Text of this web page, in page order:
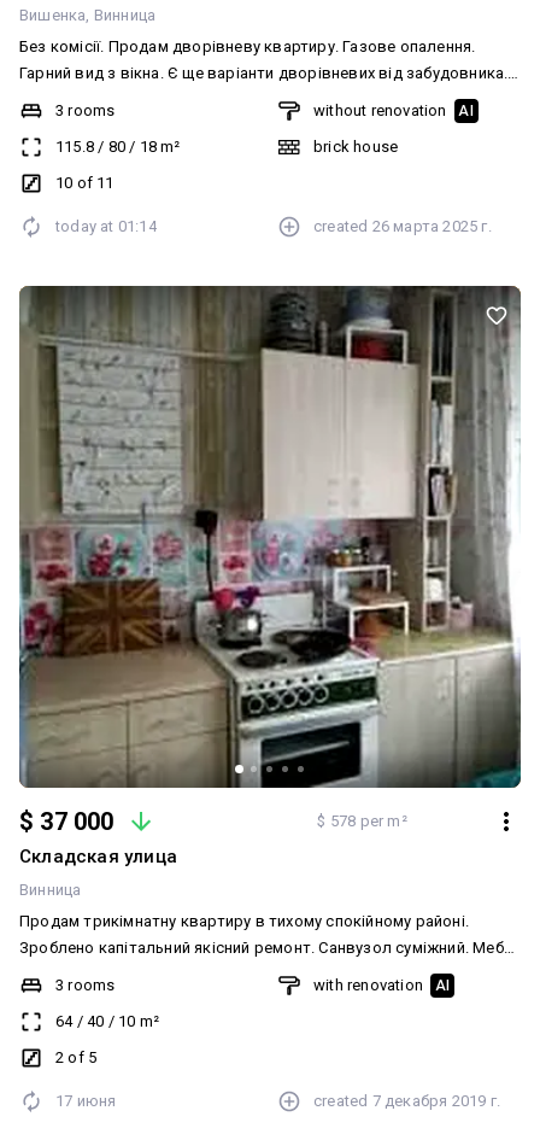
Вишенка Винница
Без комісії. Продам дворівневу квартиру. Газове опалення.
Гарний вид з вікна. Є ще варіанти дворівневих від забудовника.
Можливий торг
3 rooms
115.8 / 80/ 18m²
10 of 11
without renovation AI
brick house
today at 01:14 created 26 марта 2025 г.
$ 37 000 $ 578 per m²
Складская улица
Винница
Продам трикімнатну квартиру в тихому спокійному районі.
Зроблено капітальний якісний ремонт. Санвузол суміжний. Меблі
та техніка залишаються за додаткову плату. Документи готові
3 rooms
64/ 40 / 10 m²
2 of 5
with renovation AI
17 июня created 7 декабря 2019 г.